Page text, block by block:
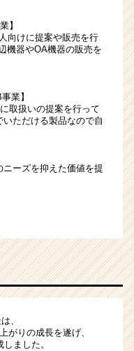
】
向けに提案や販売を行
機器やOA機器の販売を
業】
取扱いの提案を行って
ただける製品なので自
ーズを抑えた価値を提
、
がりの成長を遂げ、
ました。